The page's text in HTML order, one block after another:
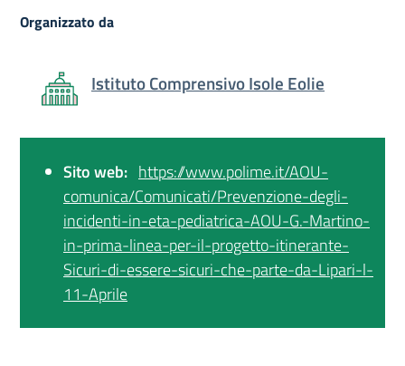
Organizzato da
Istituto Comprensivo Isole Eolie
Sito web: https://www.polime.it/AOU-
comunica/Comunicati/Prevenzione-degli-
incidenti-in-eta-pediatrica-AOU-G.-Martino-
in-prima-linea-per-il-progetto-itinerante-
Sicuri-di-essere-sicuri-che-parte-da-Lipari-l-
11-Aprile